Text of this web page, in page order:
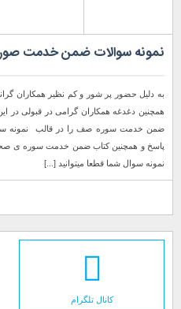
نمونه سوالات ضمن خدمت
به دلیل حضور پر شور و كم نظیر همكاران
همچنین دغدغه همکاران گرامی در قبولی در
پاسخ و همچنین کتاب ضمن خدمت سوره ی صحف
نمونه سوال شما قطعا میتوانید [...]
کانال تلگرام